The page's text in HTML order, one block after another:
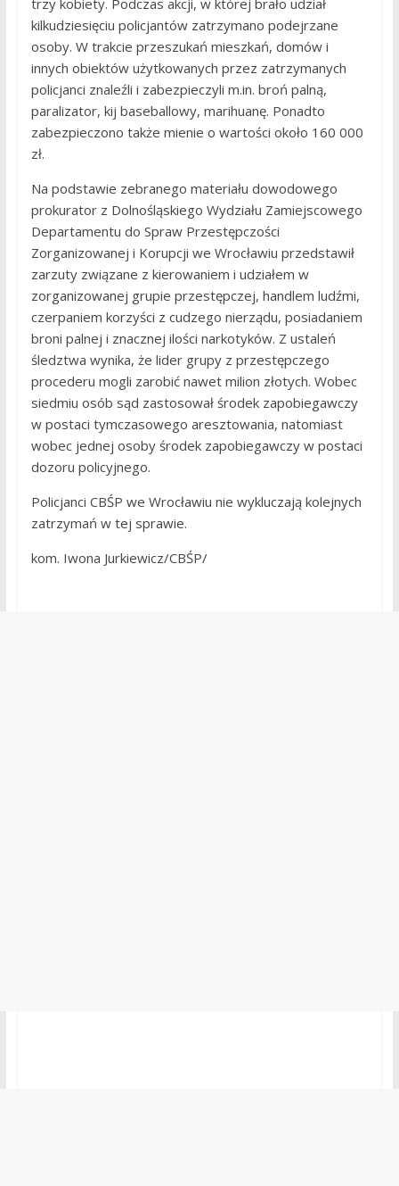
trzy kobiety. Podczas akcji, w której brało udział
kilkudziesięciu policjantów zatrzymano podejrzane
osoby. W trakcie przeszukań mieszkań, domów i
innych obiektów użytkowanych przez zatrzymanych
policjanci znaleźli i zabezpieczyli m.in. broń palną,
paralizator, kij baseballowy, marihuanę. Ponadto
zabezpieczono także mienie o wartości około 160 000
zł.
Na podstawie zebranego materiału dowodowego
prokurator z Dolnośląskiego Wydziału Zamiejscowego
Departamentu do Spraw Przestępczości
Zorganizowanej i Korupcji we Wrocławiu przedstawił
zarzuty związane z kierowaniem i udziałem w
zorganizowanej grupie przestępczej, handlem ludźmi,
czerpaniem korzyści z cudzego nierządu, posiadaniem
broni palnej i znacznej ilości narkotyków. Z ustaleń
śledztwa wynika, że lider grupy z przestępczego
procederu mogli zarobić nawet milion złotych. Wobec
siedmiu osób sąd zastosował środek zapobiegawczy
w postaci tymczasowego aresztowania, natomiast
wobec jednej osoby środek zapobiegawczy w postaci
dozoru policyjnego.
Policjanci CBŚP we Wrocławiu nie wykluczają kolejnych
zatrzymań w tej sprawie.
kom. Iwona Jurkiewicz/CBŚP/